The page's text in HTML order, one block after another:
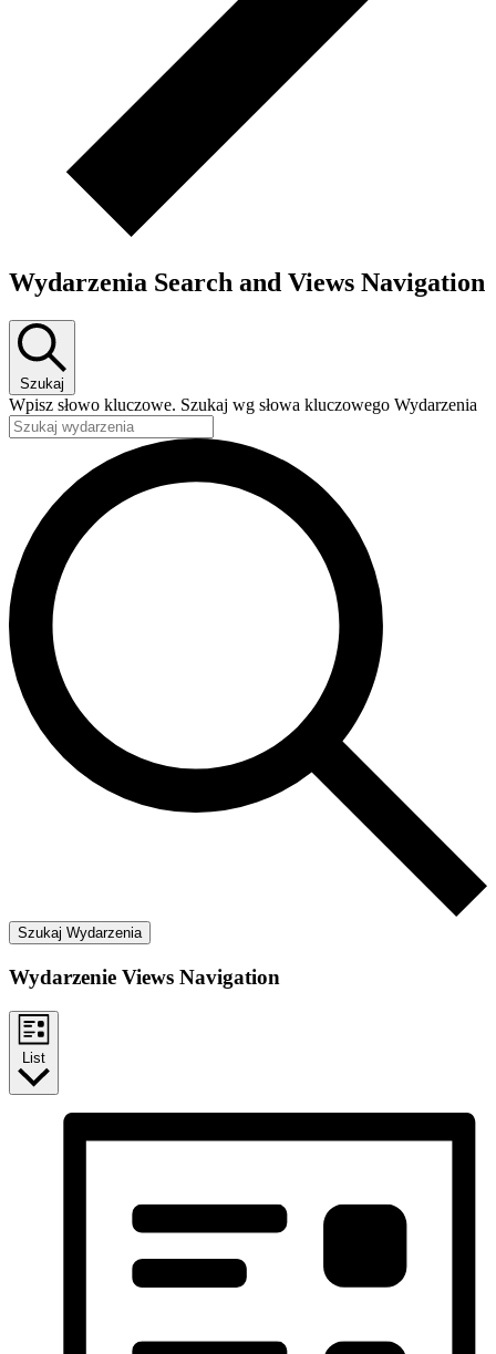
Wydarzenia Search and Views Navigation
Szukaj
Wpisz słowo kluczowe. Szukaj wg słowa kluczowego Wydarzenia
Szukaj Wydarzenia
Wydarzenie Views Navigation
List